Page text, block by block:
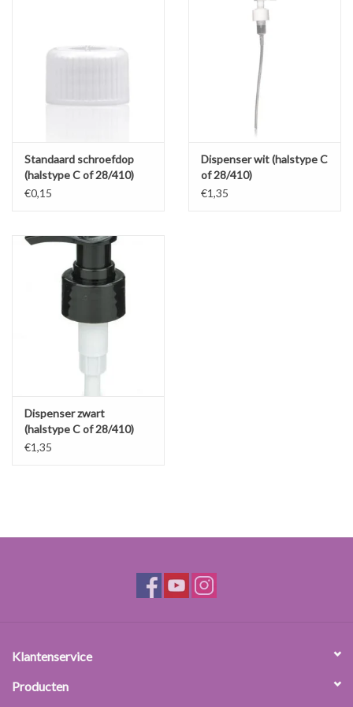
Standaard schroefdop
(halstype C of 28/410)
€0,15
Dispenser wit (halstype C
of 28/410)
€1,35
Dispenser zwart
(halstype C of 28/410)
€1,35
Klantenservice
Producten